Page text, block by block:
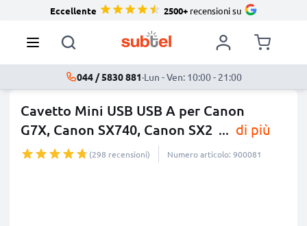
Eccellente 2500+recensioni su
044 / 5830 881·Lun - Ven: 10:00 - 21:00
Cavetto Mini USB USB A per Canon
G7X, Canon SX740, Canon SX2 ... di più
(298 recensioni) Numero articolo: 900081